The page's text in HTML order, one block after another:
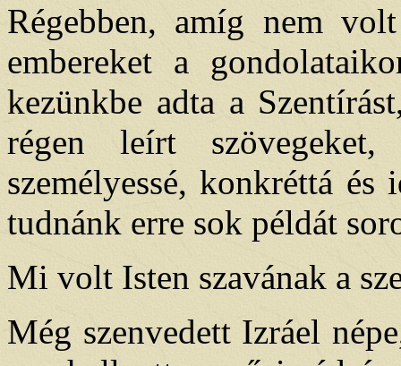
Régebben, amíg nem
embereket a
kezünkbe adta a
régen leírt
személyessé, konkréttá
tudnánk erre sok példát
Mi volt Isten szavának a
Még szenvedett Izráel